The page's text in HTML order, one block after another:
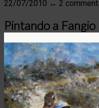
22/07/2010 ↔ 2
Pintando a Fangio